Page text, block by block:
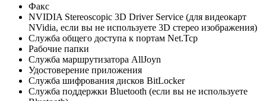
Факс
NVIDIA Stereoscopic 3D Driver Service (для видеокарт
NVidia, если вы не используете 3D стерео изображения)
Служба общего доступа к портам Net.Tcp
Рабочие папки
Служба маршрутизатора AllJoyn
Удостоверение приложения
Служба шифрования дисков BitLocker
Служба поддержки Bluetooth (если вы не используете